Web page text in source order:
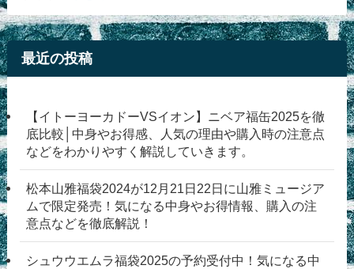
最近の投稿
【イトーヨーカドーVSイオン】ニベア福缶2025を徹
底比較│中身やお得感、人気の理由や購入時の注意点
などをわかりやすく解説していきます。
松本山雅福袋2024が12月21日22日に山雅ミュージア
ムで限定発売！気になる中身やお得情報、購入の注
意点などを徹底解説！
シュウウエムラ福袋2025の予約受付中！気になる中